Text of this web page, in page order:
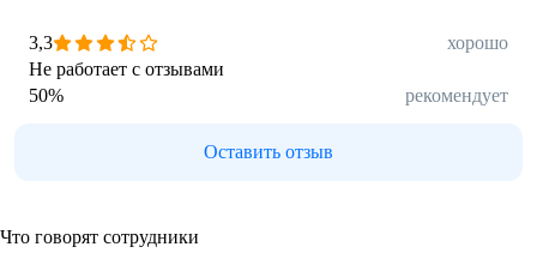
3,3
хорошо
Не работает с отзывами
50% рекомендует
Оставить отзыв
Что говорят сотрудники